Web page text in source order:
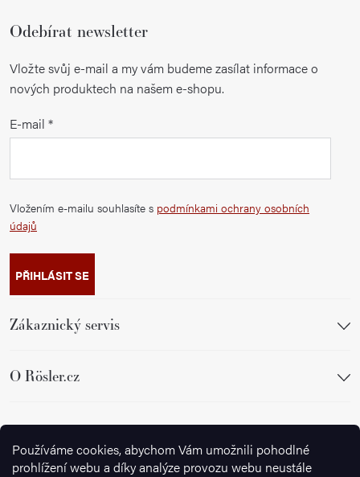
Používáme cookies, abychom Vám umožnili pohodlné
prohlížení webu a díky analýze provozu webu neustále
Odebírat newsletter
Vložte svůj e-mail a my vám budeme zasílat informace o
nových produktech na našem e-shopu.
E-mail
Vložením e-mailu souhlasíte s podmínkami ochrany osobních
údajů
PŘIHLÁSIT SE
Zákaznický servis
O Rösler.cz
Sledujte nás